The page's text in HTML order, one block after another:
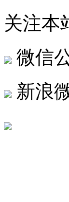
关注本
微信
新浪